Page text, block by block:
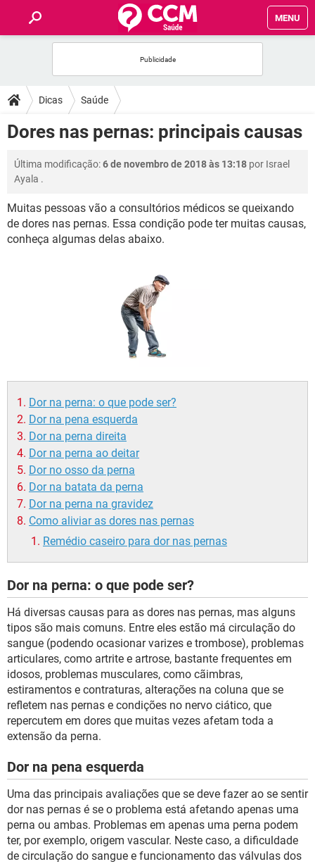
MENU
FÓRUM
SAÚDE
FAMÍLIA
BEM-ESTAR
Dicas Saúde
Dores nas pernas: principais causas
Última modificação:6 de novembro de 2018 às 13:18 por Israel
Ayala .
Muitas pessoas vão a consultórios médicos se queixando
de dores nas pernas. Essa condição pode ter muitas causas,
conheça algumas delas abaixo.
Dor na perna: o que pode ser?
Dor na pena esquerda
Dor na perna direita
Dor na perna ao deitar
Dor no osso da perna
Dor na batata da perna
Dor na perna na gravidez
Como aliviar as dores nas pernas
Remédio caseiro para dor nas pernas
Dor na perna: o que pode ser?
Há diversas causas para as dores nas pernas, mas alguns
tipos são mais comuns. Entre eles estão má circulação do
sangue (podendo ocasionar varizes e trombose), problemas
articulares, como artrite e artrose, bastante frequentes em
idosos, problemas musculares, como cãimbras,
estiramentos e contraturas, alterações na coluna que se
refletem nas pernas e condições no nervo ciático, que
repercutem em dores que muitas vezes afetam toda a
extensão da perna.
Dor na pena esquerda
Uma das principais avaliações que se deve fazer ao se sentir
dor nas pernas é se o problema está afetando apenas uma
perna ou ambas. Problemas em apenas uma perna podem
ter, por exemplo, origem vascular. Neste caso, a dificuldade
de circulação do sangue e funcionamento das válvulas dos